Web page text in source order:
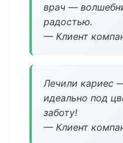
врач —
радостью.
— Клиент
Лечили кариес
идеально под
заботу!
— Клиент